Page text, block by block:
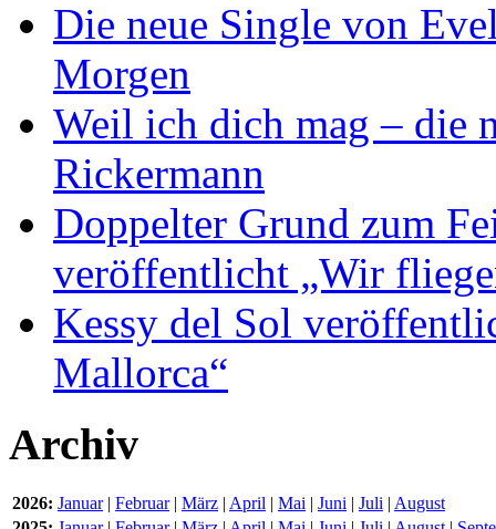
Die neue Single von
Morgen
Weil ich dich mag – die
Rickermann
Doppelter Grund zum
veröffentlicht „Wir
Kessy del Sol
Mallorca“
Archiv
2026: Januar| Februar| März | April | Mai | Juni | Juli | August